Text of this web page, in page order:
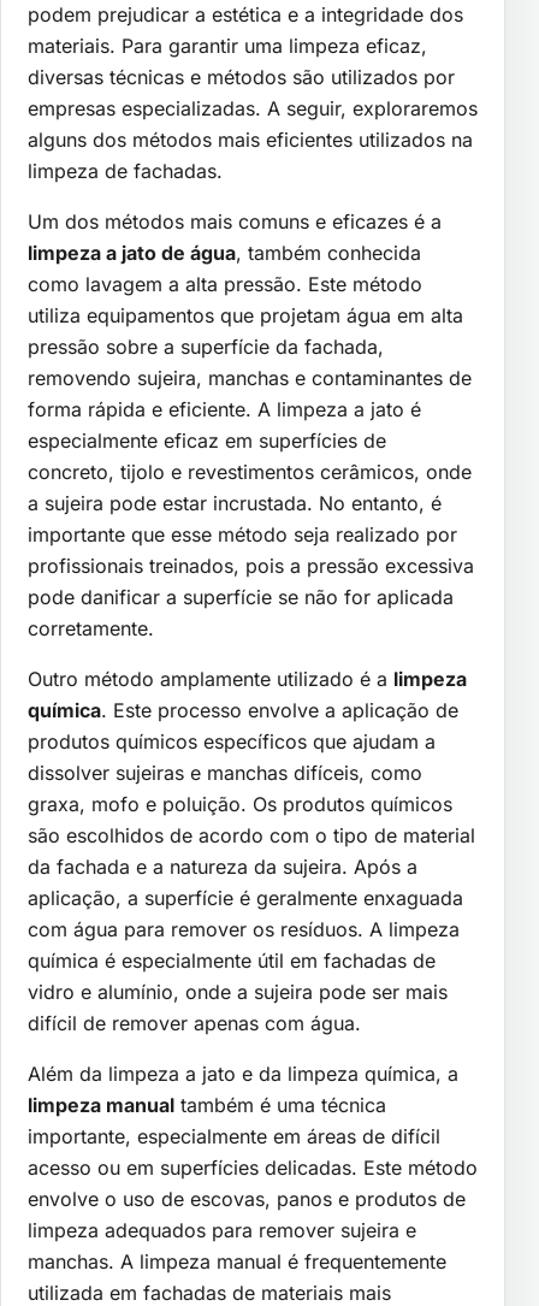
podem prejudicar a estética e a integridade dos
materiais. Para garantir uma limpeza eficaz,
diversas técnicas e métodos são utilizados por
empresas especializadas. A seguir, exploraremos
alguns dos métodos mais eficientes utilizados na
limpeza de fachadas.
Um dos métodos mais comuns e eficazes é a
limpeza a jato de água, também conhecida
como lavagem a alta pressão. Este método
utiliza equipamentos que projetam água em alta
pressão sobre a superfície da fachada,
removendo sujeira, manchas e contaminantes de
forma rápida e eficiente. A limpeza a jato é
especialmente eficaz em superfícies de
concreto, tijolo e revestimentos cerâmicos, onde
a sujeira pode estar incrustada. No entanto, é
importante que esse método seja realizado por
profissionais treinados, pois a pressão excessiva
pode danificar a superfície se não for aplicada
corretamente.
Outro método amplamente utilizado é a limpeza
química. Este processo envolve a aplicação de
produtos químicos específicos que ajudam a
dissolver sujeiras e manchas difíceis, como
graxa, mofo e poluição. Os produtos químicos
são escolhidos de acordo com o tipo de material
da fachada e a natureza da sujeira. Após a
aplicação, a superfície é geralmente enxaguada
com água para remover os resíduos. A limpeza
química é especialmente útil em fachadas de
vidro e alumínio, onde a sujeira pode ser mais
difícil de remover apenas com água.
Além da limpeza a jato e da limpeza química, a
limpeza manual também é uma técnica
importante, especialmente em áreas de difícil
acesso ou em superfícies delicadas. Este método
envolve o uso de escovas, panos e produtos de
limpeza adequados para remover sujeira e
manchas. A limpeza manual é frequentemente
utilizada em fachadas de materiais mais